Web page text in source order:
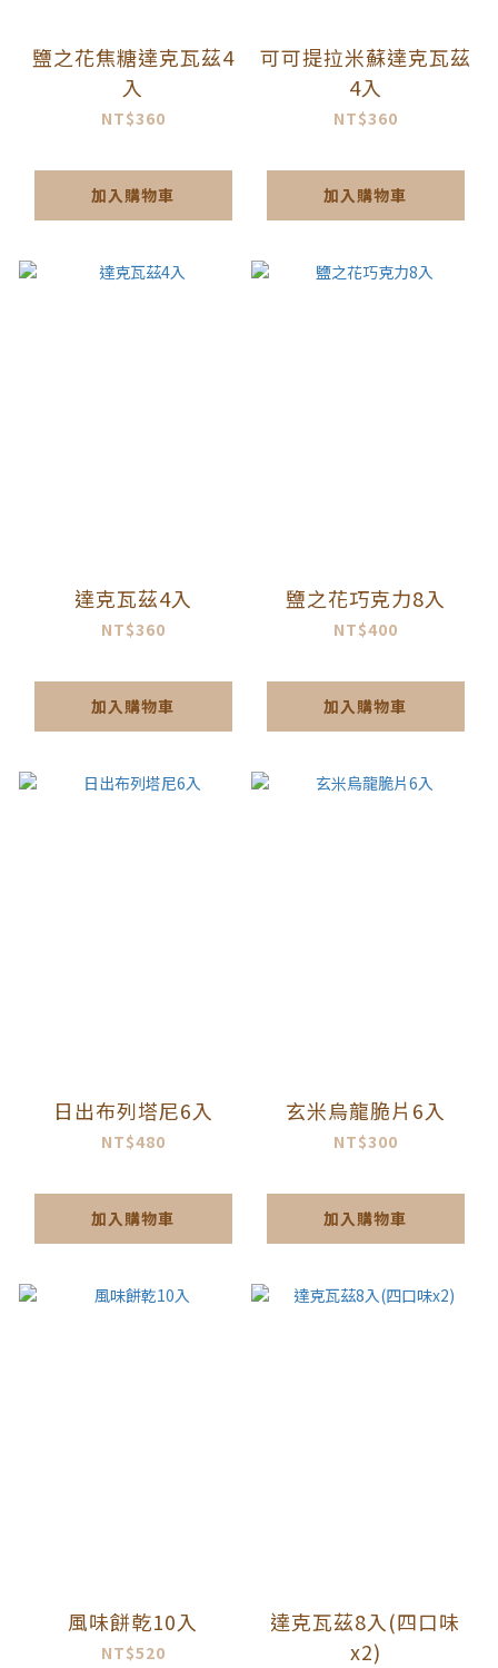
鹽之花焦糖達克瓦茲4
入
NT$360
加入購物車
可可提拉米蘇達克瓦茲
4入
NT$360
加入購物車
達克瓦茲4入
NT$360
加入購物車
鹽之花巧克力8入
NT$400
加入購物車
日出布列塔尼6入
NT$480
加入購物車
玄米烏龍脆片6入
NT$300
加入購物車
風味餅乾10入
NT$520
達克瓦茲8入(四口味
x2)